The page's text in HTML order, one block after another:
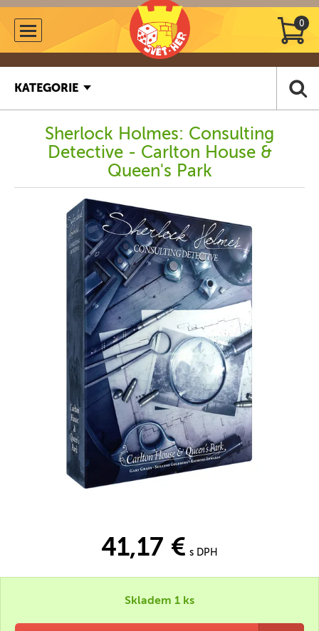
0
KATEGORIE
Sherlock Holmes: Consulting
Detective - Carlton House &
Queen's Park
41,17 € s DPH
Skladem 1 ks